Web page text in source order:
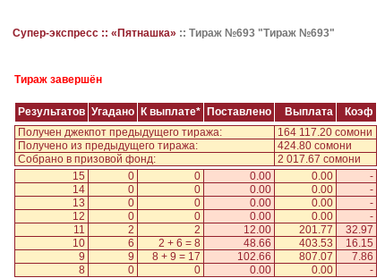
Супер-экспресс :: «Пятнашка» :: Тираж №693 "Тираж №693"
Тираж завершён
Результатов Угадано К выплате* Поставлено Выплата
Коэф
Получен джекпот предыдущего тиража:
164 117.20 сомони
Получено из предыдущего тиража:
424.80 сомони
Собрано в призовой фонд:
2 017.67 сомони
15
0 0 0.00 0.00
-
14
0 0 0.00 0.00
-
13
0 0 0.00 0.00
-
12
0 0 0.00 0.00
-
11
2 2 12.00 201.77
32.97
10
6 2 + 6 = 8 48.66 403.53
16.15
9
9 8 + 9 = 17 102.66 807.07
7.86
8
0 0 0.00 0.00
-